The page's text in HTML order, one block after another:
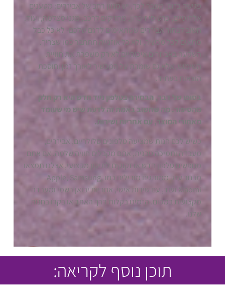
פגישה בזום. מעבר לכך, יש מגוון רחב של אביזרים: מטענים
אלחוטיים, כרטיסי זיכרון, מחזיקים לרכב, מגני מצלמה, ועוד.
חשוב לבחור אביזרים שמתאימים לדגם שלכם- לא כל כבל
מתאים לכל מכשיר, ולא כל אוזנייה תתחבר כמו שצריך.
השקעה באביזרים איכותיים לא רק משפרת את חוויית
השימוש, אלא גם שומרת על המכשיר לאורך זמן וחוסכת
הוצאות בעתיד.
בסופו של דבר, הבחירה בטלפון נייד חדש היא רק חלק
מהסיפור. מה שחשוב באמת זה לדעת שיש מי שעומד
מאחורי המוצר, עם אחריות ושירות.
כשיש לכם חנות שמציעה טלפונים סלולריים, אביזרים,
מעבדה ותמיכה טכנית, אתם מקבלים חוויה שלמה. אם אתם
מחפשים טלפון חדש או זקוקים לתיקון מקצועי, אצלנו תמצאו
מבחר ענק ממותגים מובילים כמו Apple, Samsung,
Xiaomi ועוד, עם שירות אישי, אחריות יבואן רשמי ומעבדה
מקצועית במקום. הזמינו בקלות דרך האתר או בקרו בחנות
שלנו.
תוכן נוסף לקריאה: